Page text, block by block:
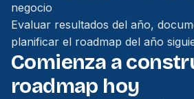
negocio
Evaluar resultados del año,
planificar el roadmap del año
Comienza a
roadmap hoy